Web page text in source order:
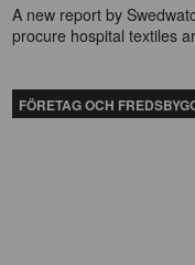
A new report by
procure hospital textiles
FÖRETAG OCH